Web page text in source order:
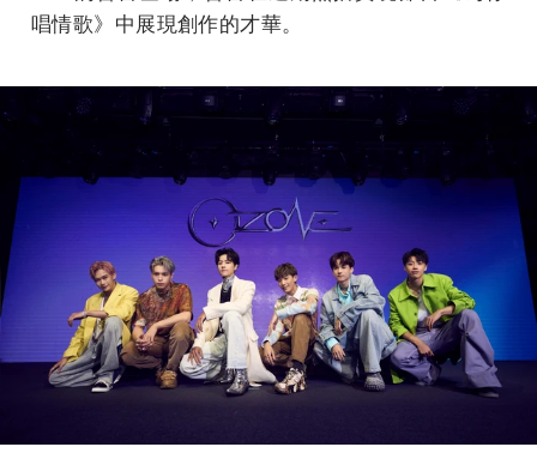
唱情歌》中展現創作的才華。